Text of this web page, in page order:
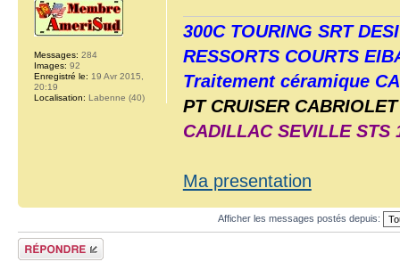
300C TOURING SRT
RESSORTS COURTS
Traitement céramique
PT CRUISER
CADILLAC SEVILLE STS
Ma presentation
Messages: 284
Images: 92
Enregistré le: 19 Avr 2015,
20:19
Localisation: Labenne (40)
Afficher les messages postés depuis:
Répondre